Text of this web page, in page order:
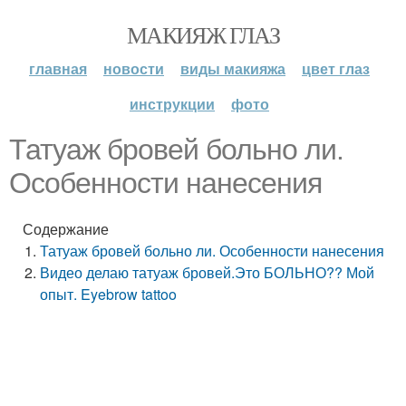
МАКИЯЖ ГЛАЗ
главная новости виды макияжа
цвет глаз
инструкции
фото
Татуаж бровей больно ли.
Особенности нанесения
Содержание
Татуаж бровей больно ли. Особенности нанесения
Видео делаю татуаж бровей.Это БОЛЬНО?? Мой
опыт. Eyebrow tattoo